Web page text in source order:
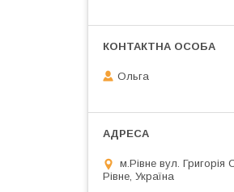
Ольга
м.Рівне вул. Григорія
Рівне, Україна